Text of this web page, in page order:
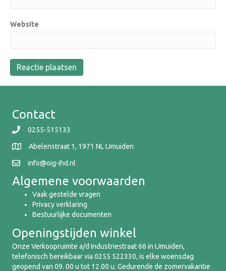
Website
Contact
0255-515133
Abelenstraat 1, 1971 NL IJmuiden
info@oig-ihd.nl
Algemene voorwaarden
Vaak gestelde vragen
Privacy verklaring
Bestuurlijke documenten
Openingstijden winkel
Onze Verkoopruimte a/d Industriestraat 66 in IJmuiden,
telefonisch bereikbaar via 0255 522330, is elke woensdag
geopend van 09. 00 u tot 12.00 u. Gedurende de zomervakantie